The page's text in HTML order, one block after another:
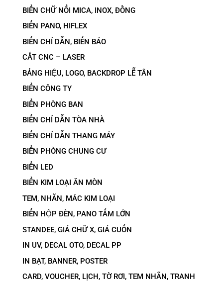
BIỂN CHỮ NỔI MICA, INOX, ĐỒNG
BIỂN PANO, HIFLEX
BIỂN CHỈ DẪN, BIỂN BÁO
CẮT CNC – LASER
BẢNG HIỆU, LOGO, BACKDROP LỄ TÂN
BIỂN CÔNG TY
BIỂN PHÒNG BAN
BIỂN CHỈ DẪN TÒA NHÀ
BIỂN CHỈ DẪN THANG MÁY
BIỂN PHÒNG CHUNG CƯ
BIỂN LED
BIỂN KIM LOẠI ĂN MÒN
TEM, NHÃN, MÁC KIM LOẠI
BIỂN HỘP ĐÈN, PANO TẤM LỚN
STANDEE, GIÁ CHỮ X, GIÁ CUỐN
IN UV, DECAL OTO, DECAL PP
IN BẠT, BANNER, POSTER
CARD, VOUCHER, LỊCH, TỜ RƠI, TEM NHÃN, TRANH